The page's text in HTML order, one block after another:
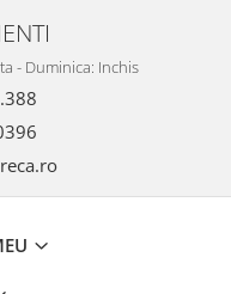
- Duminica: Inchis